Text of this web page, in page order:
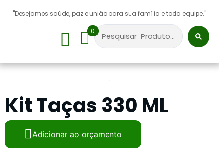
"Desejamos saúde, paz e união para sua família e toda equipe."
0
Kit Taças 330 ML
Adicionar ao orçamento